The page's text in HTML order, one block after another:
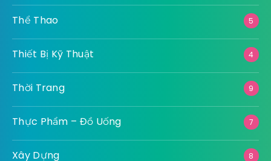
Thể Thao 5
Thiết Bị Kỹ Thuật 4
Thời Trang 9
Thực Phẩm – Đồ Uống 7
Xây Dựng 8